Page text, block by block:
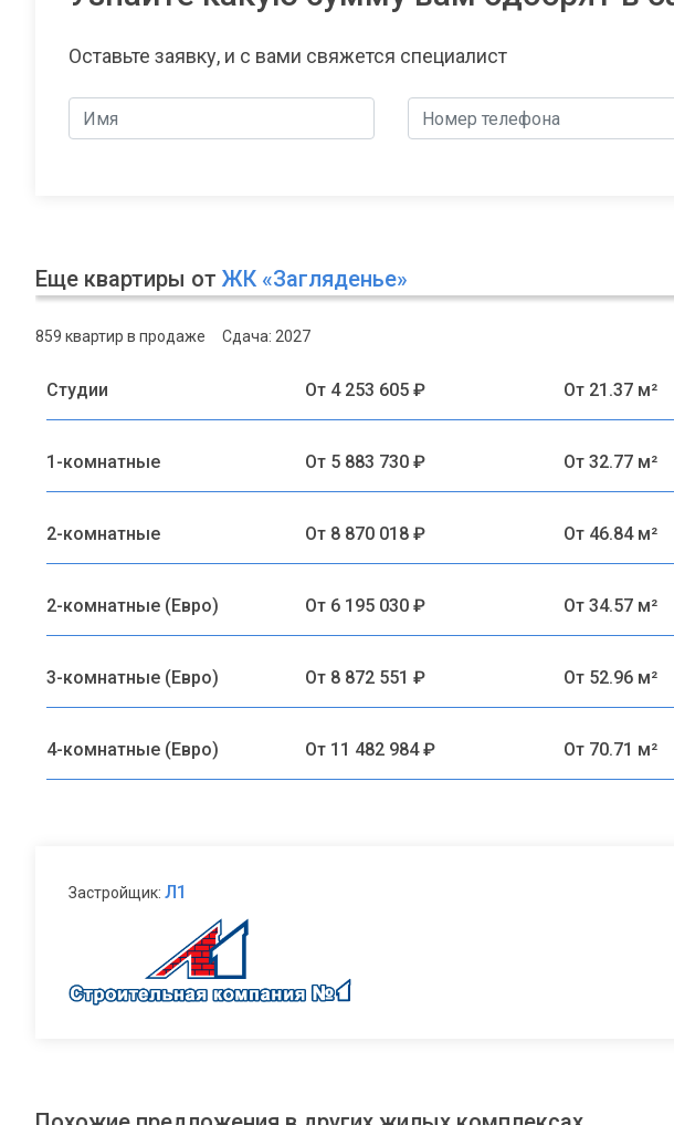
Оставьте заявку, и с вами свяжется специалист
Еще квартиры от ЖК «Загляденье»
859 квартир в продаже Сдача: 2027
Студии От 4 253 605 ₽ От 21.37 м²
1-комнатные От 5 883 730 ₽ От 32.77 м²
2-комнатные От 8 870 018 ₽ От 46.84 м²
2-комнатные (Евро) От 6 195 030 ₽ От 34.57 м²
3-комнатные (Евро) От 8 872 551 ₽ От 52.96 м²
4-комнатные (Евро) От 11 482 984 ₽ От 70.71 м²
Застройщик: Л1